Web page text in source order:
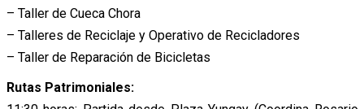
– Taller de Cueca Chora
– Talleres de Reciclaje y Operativo de Recicladores
– Taller de Reparación de Bicicletas
Rutas Patrimoniales: